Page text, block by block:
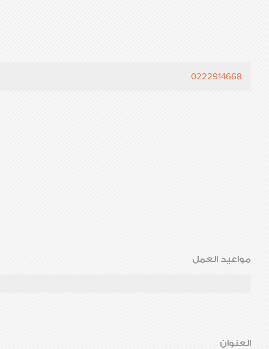
0222914668
مواعيد العمل
العنوان